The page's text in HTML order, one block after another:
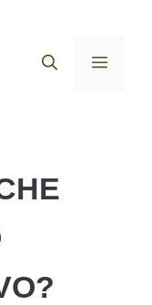
Menu